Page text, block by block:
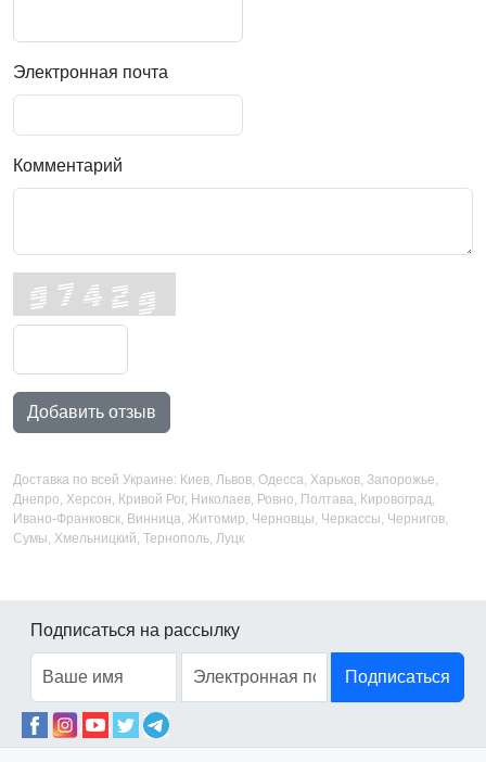
Электронная почта
Комментарий
Добавить отзыв
Доставка по всей Украине: Киев, Львов, Одесса, Харьков, Запорожье,
Днепро, Херсон, Кривой Рог, Николаев, Ровно, Полтава, Кировоград,
Ивано-Франковск, Винница, Житомир, Черновцы, Черкассы, Чернигов,
Сумы, Хмельницкий, Тернополь, Луцк
Подписаться на рассылку
Подписаться